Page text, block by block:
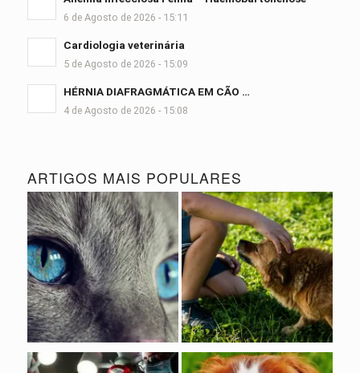
6 de Agosto de 2026 - 15:11
Cardiologia veterinária
5 de Agosto de 2026 - 15:09
HÉRNIA DIAFRAGMÁTICA EM CÃO …
4 de Agosto de 2026 - 15:08
ARTIGOS MAIS POPULARES